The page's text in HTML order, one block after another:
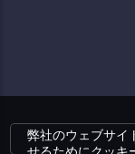
弊社のウェブサイ